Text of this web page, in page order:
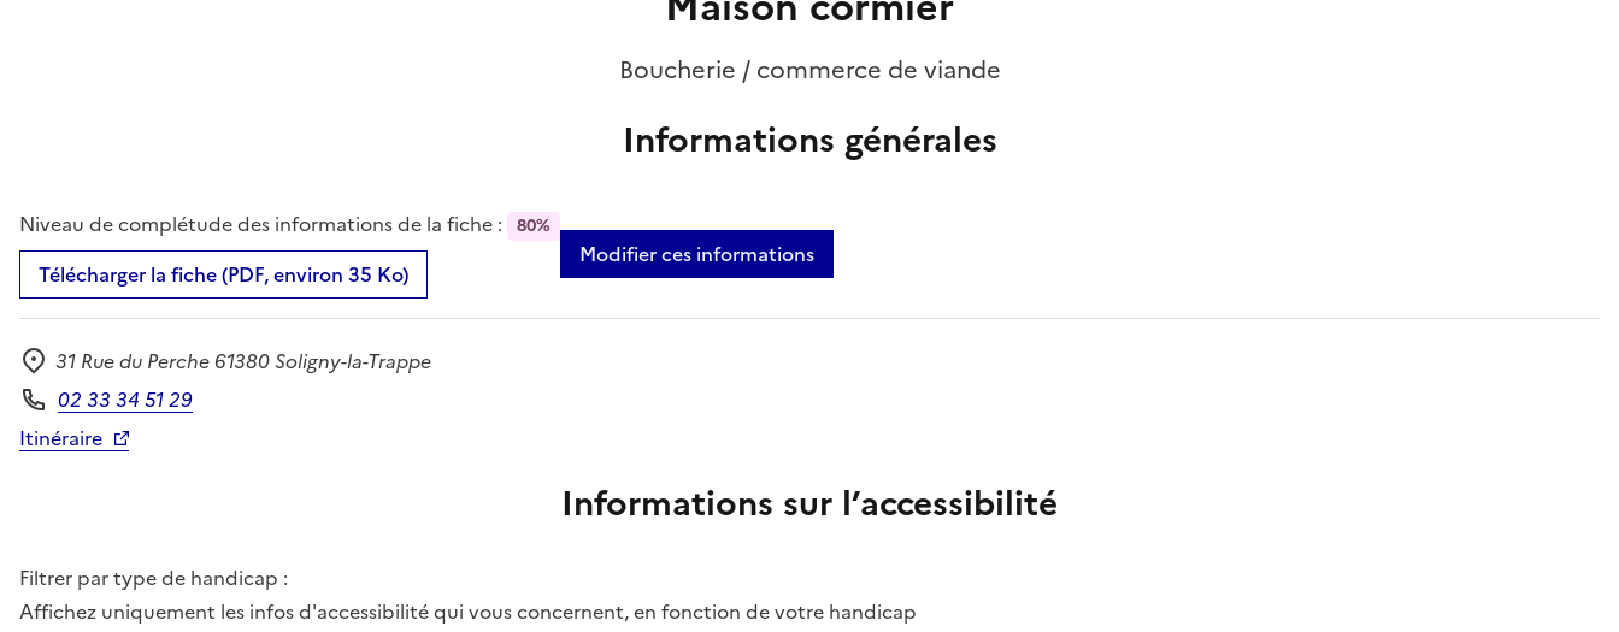
Boucherie / commerce de viande
Informations générales
Niveau de complétude des informations de la fiche : 80%
Télécharger la fiche (PDF, environ 35 Ko)
Modifier ces informations
Adresse
31 Rue du Perche 61380 Soligny-la-Trappe
Téléphone
02 33 34 51 29
Itinéraire
Informations sur l’accessibilité
Filtrer par type de handicap :
Affichez uniquement les infos d'accessibilité qui vous concernent, en fonction de votre handicap